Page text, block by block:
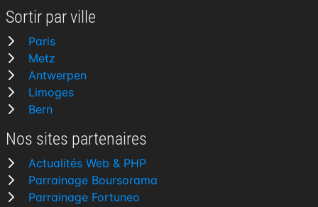
Sortir par ville
Paris
Metz
Antwerpen
Limoges
Bern
Nos sites partenaires
Actualités Web & PHP
Parrainage Boursorama
Parrainage Fortuneo